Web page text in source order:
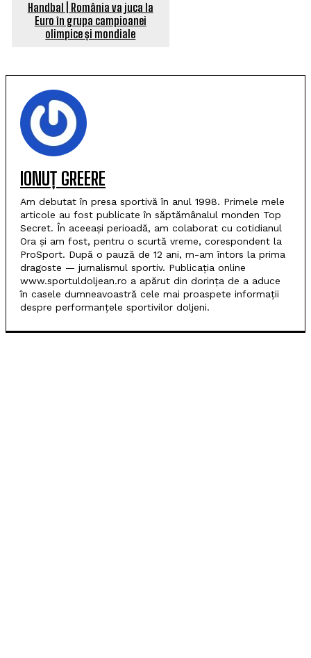
Handbal | România va juca la
Euro în grupa campioanei
olimpice și mondiale
IONUȚ GREERE
Am debutat în presa sportivă în anul 1998. Primele mele
articole au fost publicate în săptămânalul monden Top
Secret. În aceeași perioadă, am colaborat cu cotidianul
Ora și am fost, pentru o scurtă vreme, corespondent la
ProSport. După o pauză de 12 ani, m-am întors la prima
dragoste — jurnalismul sportiv. Publicația online
www.sportuldoljean.ro a apărut din dorința de a aduce
în casele dumneavoastră cele mai proaspete informații
despre performanțele sportivilor doljeni.